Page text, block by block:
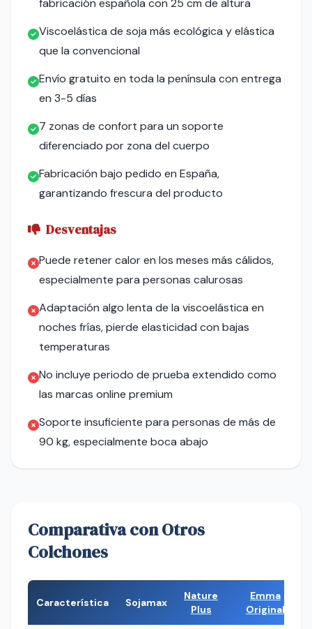
fabricación española con 25 cm de altura
Viscoelástica de soja más ecológica y elástica
que la convencional
Envío gratuito en toda la península con entrega
en 3-5 días
7 zonas de confort para un soporte
diferenciado por zona del cuerpo
Fabricación bajo pedido en España,
garantizando frescura del producto
Desventajas
Puede retener calor en los meses más cálidos,
especialmente para personas calurosas
Adaptación algo lenta de la viscoelástica en
noches frías, pierde elasticidad con bajas
temperaturas
No incluye periodo de prueba extendido como
las marcas online premium
Soporte insuficiente para personas de más de
90 kg, especialmente boca abajo
Comparativa con Otros
Colchones
Característica Sojamax
Nature
Plus
Emma
Original